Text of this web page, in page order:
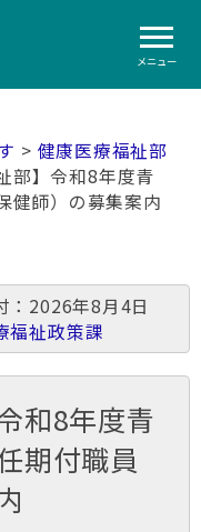
メニュー
> 健康医療福祉部
部】令和8年度青
健師）の募集案内
：2026年8月4日
福祉政策課
和8年度青
期付職員